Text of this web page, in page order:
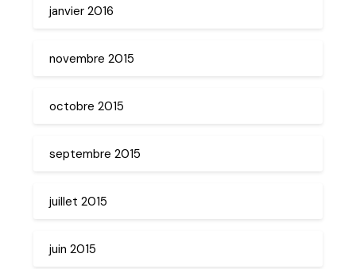
janvier 2016
novembre 2015
octobre 2015
septembre 2015
juillet 2015
juin 2015